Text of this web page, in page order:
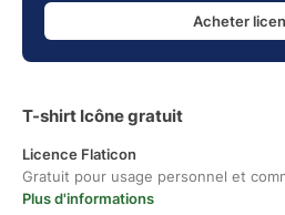
Acheter
T-shirt Icône gratuit
Licence Flaticon
Gratuit pour usage personnel et
Plus d'informations